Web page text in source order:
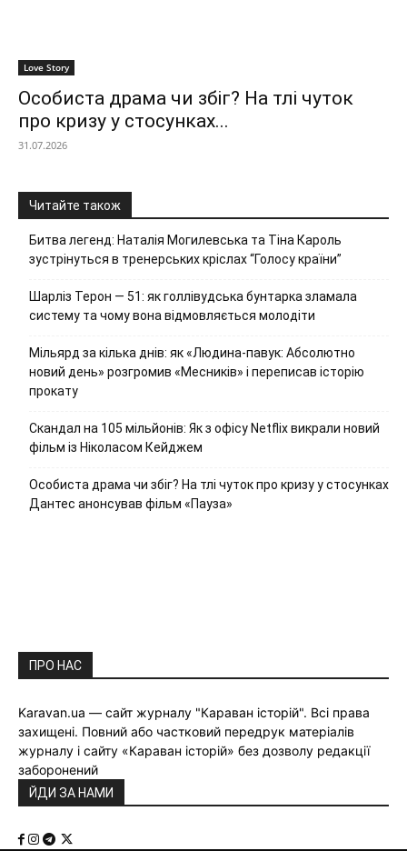
Love Story
Особиста драма чи збіг? На тлі чуток
про кризу у стосунках...
31.07.2026
Читайте також
Битва легенд: Наталія Могилевська та Тіна Кароль
зустрінуться в тренерських кріслах “Голосу країни”
Шарліз Терон — 51: як голлівудська бунтарка зламала
систему та чому вона відмовляється молодіти
Мільярд за кілька днів: як «Людина-павук: Абсолютно
новий день» розгромив «Месників» і переписав історію
прокату
Скандал на 105 мільйонів: Як з офісу Netflix викрали новий
фільм із Ніколасом Кейджем
Особиста драма чи збіг? На тлі чуток про кризу у стосунках
Дантес анонсував фільм «Пауза»
ПРО НАС
Karavan.ua — сайт журналу "Караван історій". Всі права
захищені. Повний або частковий передрук матеріалів
журналу і сайту «Караван історій» без дозволу редакції
заборонений
ЙДИ ЗА НАМИ